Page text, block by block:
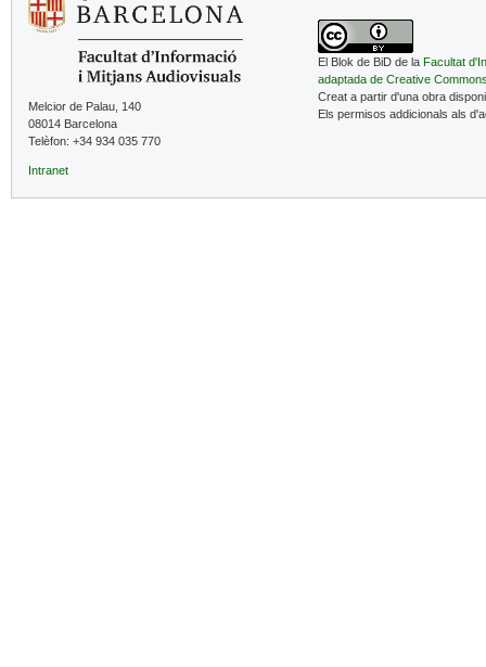
Melcior de Palau, 140
08014 Barcelona
Telèfon: +34 934 035 770
Intranet
El Blok de BiD de la Facultat
adaptada de Creative
Creat a partir d'una obra
Els permisos addicionals als